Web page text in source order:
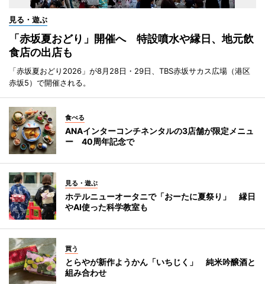
見る・遊ぶ
「赤坂夏おどり」開催へ 特設噴水や縁日、地元飲
食店の出店も
「赤坂夏おどり2026」が8月28日・29日、TBS赤坂サカス広場（港区
赤坂5）で開催される。
食べる
ANAインターコンチネンタルの3店舗が限定メニュ
ー 40周年記念で
見る・遊ぶ
ホテルニューオータニで「おーたに夏祭り」 縁日
やAI使った科学教室も
買う
とらやが新作ようかん「いちじく」 純米吟醸酒と
組み合わせ